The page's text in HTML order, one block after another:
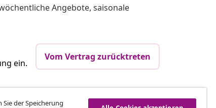
Angebote, saisonale
ein.
Vom Vertrag zurücktreten
vidaXL
Sie der Speicherung